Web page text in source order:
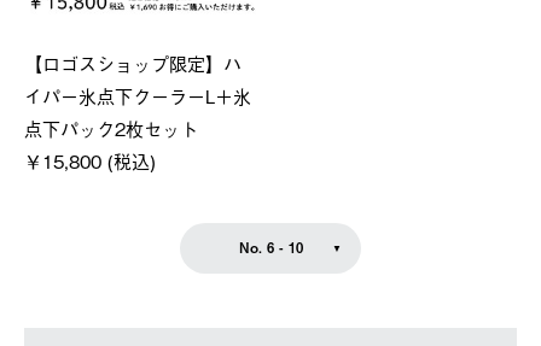
【ロゴスショップ限定】ハ
イパー氷点下クーラーL＋氷
点下パック2枚セット
￥15,800 (税込)
No. 6 - 10